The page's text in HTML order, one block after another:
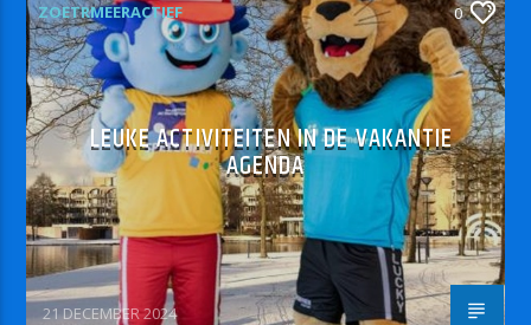
ZOETRMEERACTIEF 0
LEUKE ACTIVITEITEN IN DE VAKANTIE
AGENDA
21 DECEMBER 2024